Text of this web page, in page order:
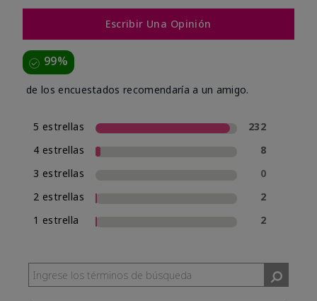
Escribir Una Opinión
99%
de los encuestados recomendaría a un amigo.
5 estrellas
232
4 estrellas
8
3 estrellas
0
2 estrellas
2
1 estrella
2